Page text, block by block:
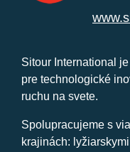
Sitour International
pre technologické
ruchu na svete.
Spolupracujeme s
krajinách: